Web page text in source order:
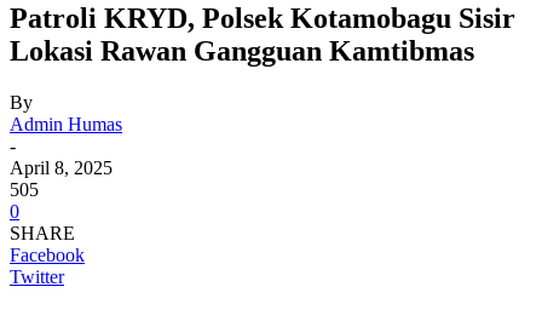
Patroli KRYD, Polsek Kotamobagu Sisir
Lokasi Rawan Gangguan Kamtibmas
By
Admin Humas
-
April 8, 2025
505
0
SHARE
Facebook
Twitter